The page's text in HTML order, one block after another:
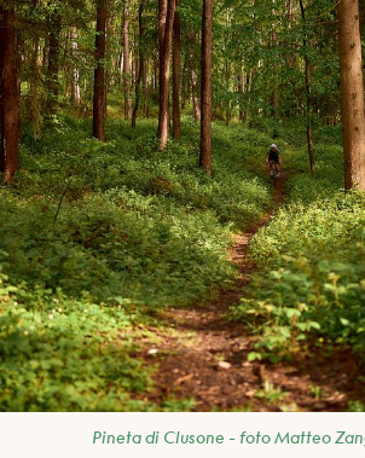
Pineta di Clusone - foto Matteo